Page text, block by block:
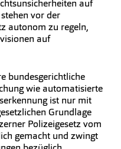
auf
vor der
autonom zu regeln,
auf
bundesgerichtliche
wie automatisierte
ist nur mit
Grundlage
Polizeigesetz vom
gemacht und zwingt